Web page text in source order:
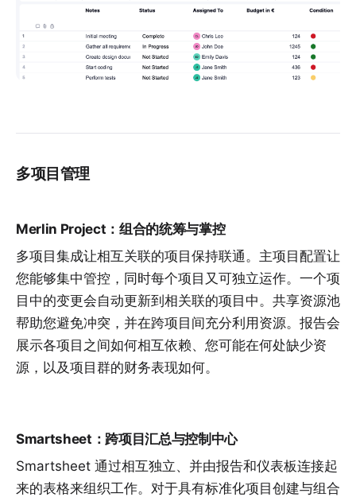
多项目管理
Merlin Project：组合的统筹与掌控
多项目集成让相互关联的项目保持联通。主项目配置让
您能够集中管控，同时每个项目又可独立运作。一个项
目中的变更会自动更新到相关联的项目中。共享资源池
帮助您避免冲突，并在跨项目间充分利用资源。报告会
展示各项目之间如何相互依赖、您可能在何处缺少资
源，以及项目群的财务表现如何。
Smartsheet：跨项目汇总与控制中心
Smartsheet 通过相互独立、并由报告和仪表板连接起
来的表格来组织工作。对于具有标准化项目创建与组合